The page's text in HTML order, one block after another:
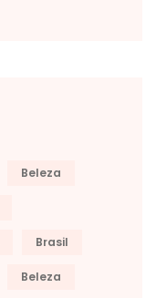
Beleza
Brasil
Beleza